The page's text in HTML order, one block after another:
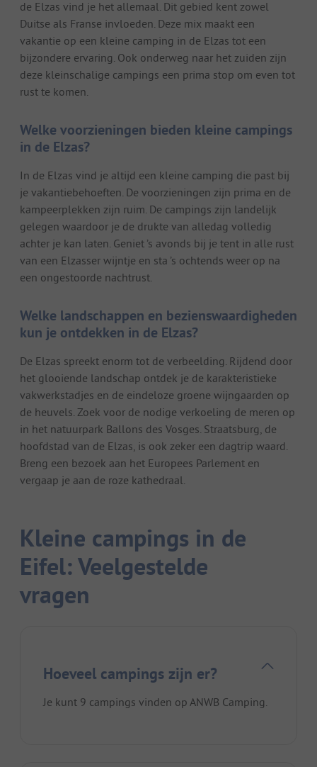
de Elzas vind je het allemaal. Dit gebied kent zowel
Duitse als Franse invloeden. Deze mix maakt een
vakantie op een kleine camping in de Elzas tot een
bijzondere ervaring. Ook onderweg naar het zuiden zijn
deze kleinschalige campings een prima stop om even tot
rust te komen.
Welke voorzieningen bieden kleine campings
in de Elzas?
In de Elzas vind je altijd een kleine camping die past bij
je vakantiebehoeften. De voorzieningen zijn prima en de
kampeerplekken zijn ruim. De campings zijn landelijk
gelegen waardoor je de drukte van alledag volledig
achter je kan laten. Geniet ’s avonds bij je tent in alle rust
van een Elzasser wijntje en sta ’s ochtends weer op na
een ongestoorde nachtrust.
Welke landschappen en bezienswaardigheden
kun je ontdekken in de Elzas?
De Elzas spreekt enorm tot de verbeelding. Rijdend door
het glooiende landschap ontdek je de karakteristieke
vakwerkstadjes en de eindeloze groene wijngaarden op
de heuvels. Zoek voor de nodige verkoeling de meren op
in het natuurpark Ballons des Vosges. Straatsburg, de
hoofdstad van de Elzas, is ook zeker een dagtrip waard.
Breng een bezoek aan het Europees Parlement en
vergaap je aan de roze kathedraal.
Kleine campings in de
Eifel: Veelgestelde
vragen
Hoeveel campings zijn er?
Je kunt 9 campings vinden op ANWB Camping.